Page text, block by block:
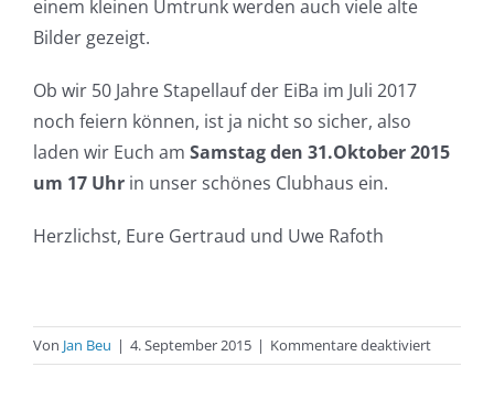
einem kleinen Umtrunk werden auch viele alte
Bilder gezeigt.
Ob wir 50 Jahre Stapellauf der EiBa im Juli 2017
noch feiern können, ist ja nicht so sicher, also
laden wir Euch am Samstag den 31.Oktober 2015
um 17 Uhr in unser schönes Clubhaus ein.
Herzlichst, Eure Gertraud und Uwe Rafoth
Von Jan Beu | 4. September 2015 | Kommentare deaktiviertfür